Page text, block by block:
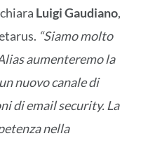
Luigi Gaudiano,
“Siamo molto
aumenteremo la
nuovo canale di
di email security. La
nella